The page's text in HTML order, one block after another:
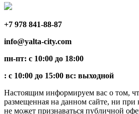
+7 978 841-88-87
info@yalta-city.com
пн-пт: с 10:00 до 18:00
: с 10:00 до 15:00 вс: выходной
Настоящим информируем вас о том,
размещенная на данном сайте, ни при
не может признаваться публичной